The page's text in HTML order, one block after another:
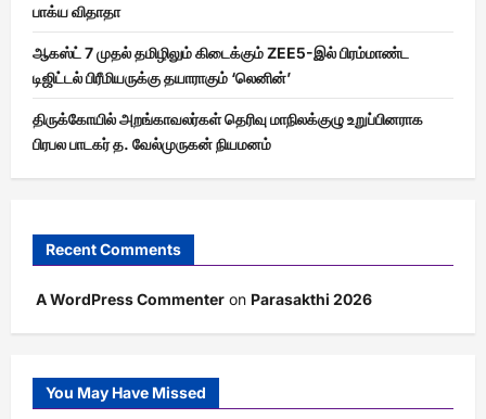
பாக்ய விதாதா
ஆகஸ்ட் 7 முதல் தமிழிலும் கிடைக்கும் ZEE5-இல் பிரம்மாண்ட
டிஜிட்டல் பிரீமியருக்கு தயாராகும் ‘லெனின்’
திருக்கோயில் அறங்காவலர்கள் தெரிவு மாநிலக்குழு உறுப்பினராக
பிரபல பாடகர் த. வேல்முருகன் நியமனம்
Recent Comments
A WordPress Commenter on Parasakthi 2026
You May Have Missed